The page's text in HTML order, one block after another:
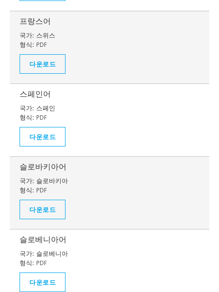
프랑스어
국가: 스위스
형식: PDF
다운로드
스페인어
국가: 스페인
형식: PDF
다운로드
슬로바키아어
국가: 슬로바키아
형식: PDF
다운로드
슬로베니아어
국가: 슬로베니아
형식: PDF
다운로드